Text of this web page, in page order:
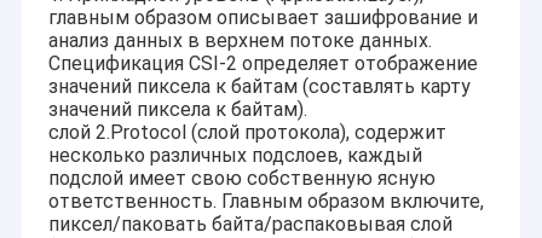
Модуль камеры 2MP
Модуль камеры 5MP
Модуль камеры 8MP
Модуль камеры 13MP
Очки модуля камеры
главным образом описывает зашифрование и
анализ данных в верхнем потоке данных.
Спецификация CSI-2 определяет отображение
значений пиксела к байтам (составлять карту
значений пиксела к байтам).
слой 2.Protocol (слой протокола), содержит
несколько различных подслоев, каждый
подслой имеет свою собственную ясную
ответственность. Главным образом включите,
пиксел/паковать байта/распаковывая слой